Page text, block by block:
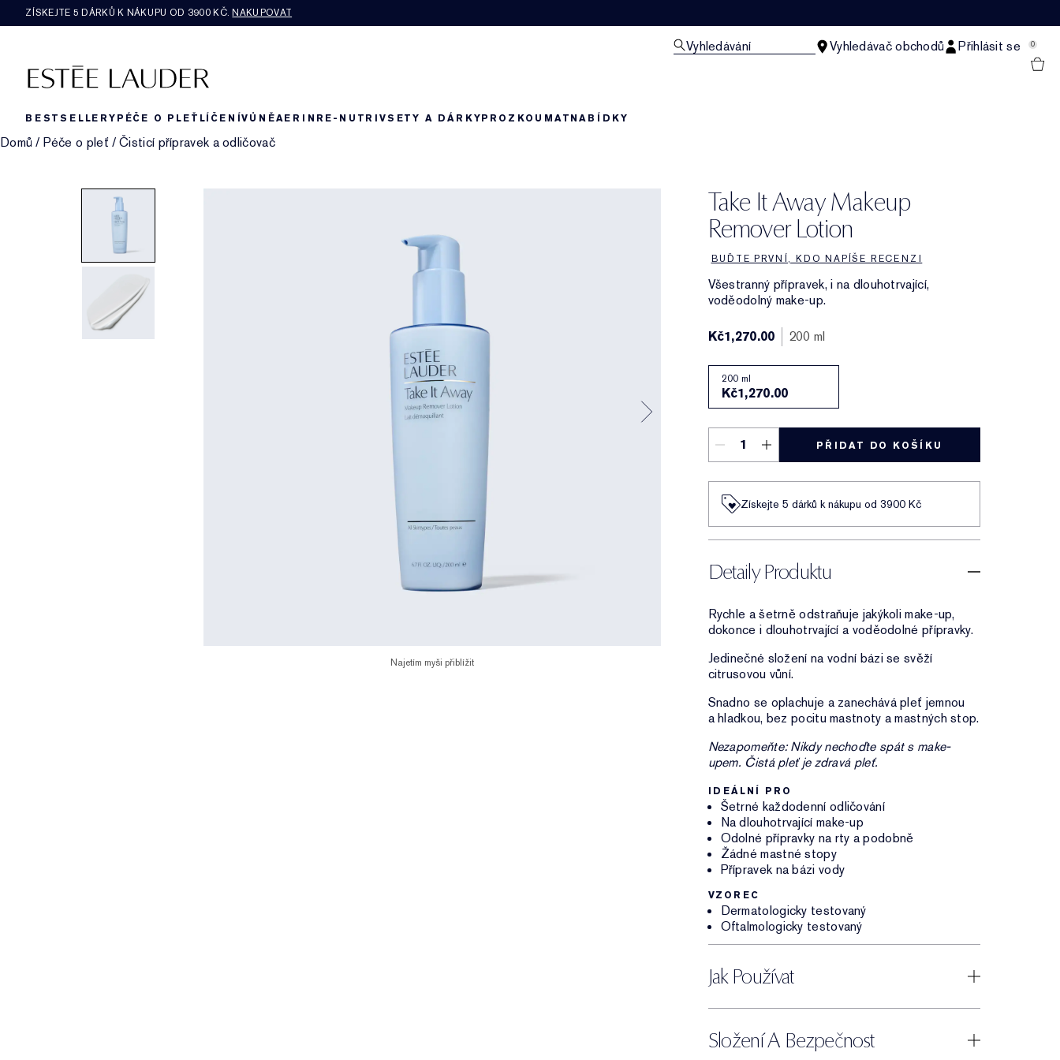
ZÍSKEJTE 5 DÁRKŮ K NÁKUPU OD 3900 KČ.NAKUPOVAT
Vyhledávání Vyhledávač obchodů Přihlásit se 0
BESTSELLERYPÉČE O PLEŤ LÍČENÍVŮNĚAERIN RE-NUTRIVSETY A DÁRKYPROZKOUMATNABÍDKY
Domů / Péče o pleť /Čisticí přípravek a odličovač
Take It Away Makeup
Remover Lotion
BUĎTE PRVNÍ, KDO NAPÍŠE RECENZI
Všestranný přípravek, i na dlouhotrvající,
voděodolný make-up.
Najetím myši přiblížit
Kč1,270.00 200 ml
200 ml
Kč1,270.00
PŘIDAT DO KOŠÍKU
Získejte 5 dárků k nákupu od 3900 Kč
Detaily Produktu
Rychle a šetrně odstraňuje jakýkoli make-up,
dokonce i dlouhotrvající a voděodolné přípravky.
Jedinečné složení na vodní bázi se svěží
citrusovou vůní.
Snadno se oplachuje a zanechává pleť jemnou
a hladkou, bez pocitu mastnoty a mastných stop.
Nezapomeňte: Nikdy nechoďte spát s make-
upem. Čistá pleť je zdravá pleť.
IDEÁLNÍ PRO
Šetrné každodenní odličování
Na dlouhotrvající make-up
Odolné přípravky na rty a podobně
Žádné mastné stopy
Přípravek na bázi vody
VZOREC
Dermatologicky testovaný
Oftalmologicky testovaný
Jak Používat
Složení A Bezpečnost